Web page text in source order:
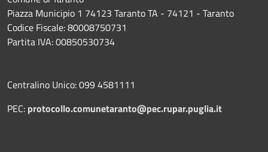
Piazza Municipio 1 74123 Taranto TA - 74121 - Taranto
Codice Fiscale: 80008750731
Partita IVA: 00850530734
Centralino Unico: 099 4581111
PEC: protocollo.comunetaranto@pec.rupar.puglia.it